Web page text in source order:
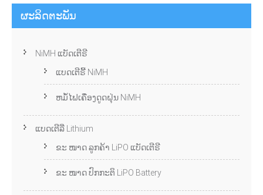
ຜະລິດຕະພັນ
NiMH ແບັດເຕີຣີ
ແບດເຕີຣີ້ NiMH
ຫມໍ້ໄຟເຄື່ອງດູດຝຸ່ນ NiMH
ແບດເຕີລີ່ Lithium
ຂະ ໜາດ ລູກຄ້າ LiPO ແບັດເຕີຣີ
ຂະ ໜາດ ປົກກະຕິ LiPO Battery